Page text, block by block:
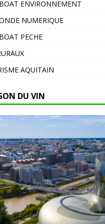
ENVIRONNEMENT
NUMERIQUE
PECHE
AQUITAIN
DU VIN